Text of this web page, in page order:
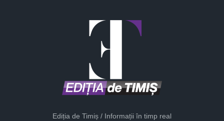
Ediția de Timiș / Informații în timp real